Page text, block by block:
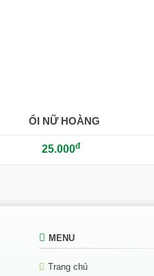
ỔI NỮ HOÀNG
25.000đ
MENU
Trang chủ